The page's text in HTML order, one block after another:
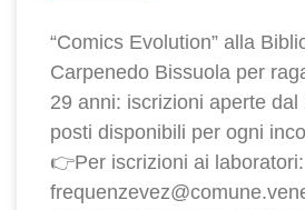
“Comics Evolution” alla
Carpenedo Bissuola per
29 anni: iscrizioni aperte dal
posti disponibili per ogni
👉Per iscrizioni ai laboratori: